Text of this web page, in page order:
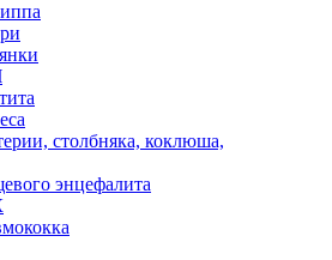
столбняка, коклюша,
энцефалита